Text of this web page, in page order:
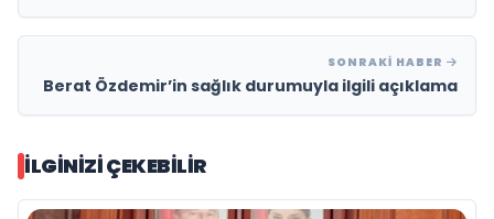
SONRAKI HABER
Berat Özdemir’in sağlık durumuyla ilgili açıklama
İLGINIZI ÇEKEBILIR